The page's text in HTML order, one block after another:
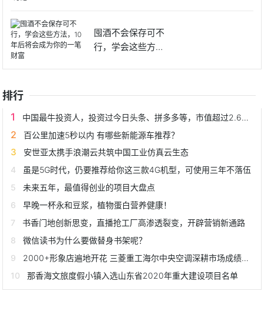
囤酒不会保存可不
行，学会这些方
排行
中国最牛投资人，投资过今日头条、拼多多等，市值超过2.6万亿
百公里加速5秒以内 有哪些新能源车推荐？
安世亚太携手浪潮云共筑中国工业仿真云生态
虽是5G时代，仍要推荐给你这三款4G机型，可使用三年不落伍
未来五年，最值得创业的项目大盘点
早晚一杯永和豆浆，植物蛋白营养健康！
书香门地创新思变，直播抢工厂高渗透裂变，开辟营销新通路
微信读书为什么要做替身书架呢？
2000+形象店遍地开花 三菱重工海尔中央空调深耕市场成绩斐然
那香海文旅度假小镇入选山东省2020年重大建设项目名单